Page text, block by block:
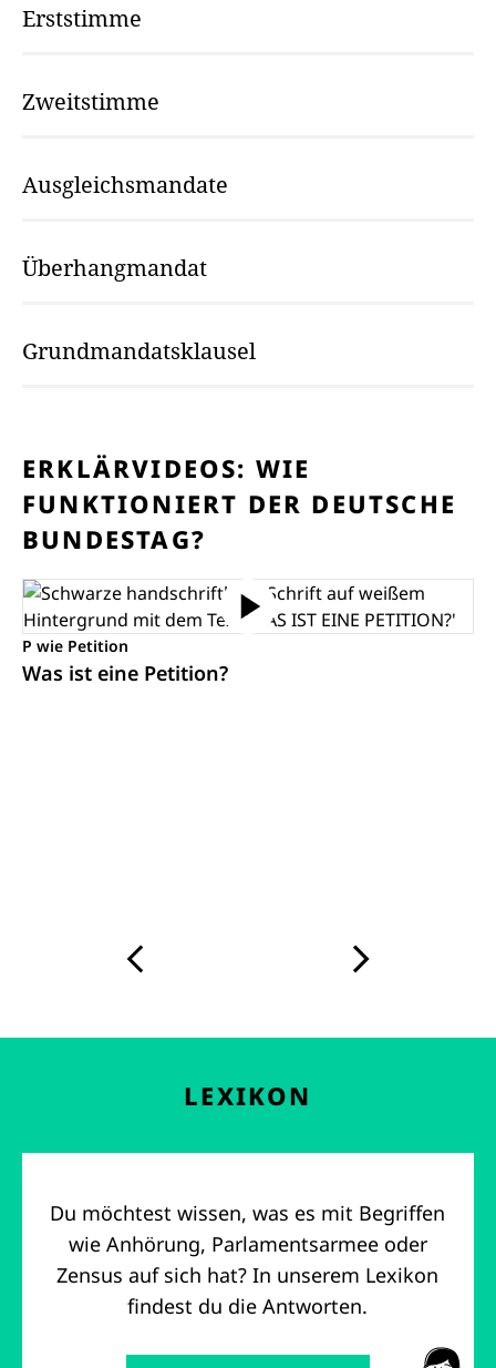
Erststimme
Zweitstimme
Ausgleichsmandate
Überhangmandat
Grundmandatsklausel
ERKLÄRVIDEOS: WIE
FUNKTIONIERT DER DEUTSCHE
BUNDESTAG?
P wie Petition
Was ist eine Petition?
LEXIKON
Du möchtest wissen, was es mit Begriffen
wie Anhörung, Parlamentsarmee oder
Zensus auf sich hat? In unserem Lexikon
findest du die Antworten.